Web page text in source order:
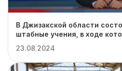
В Джизакской области
штабные учения, в ходе
осенне-зимнему сезону.
23.08.2024